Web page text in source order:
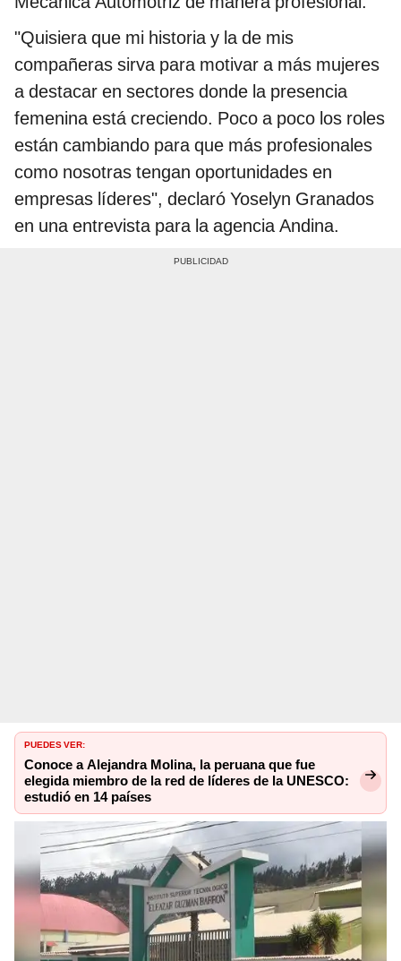
"Quisiera que mi historia y la de mis
compañeras sirva para motivar a más mujeres
a destacar en sectores donde la presencia
femenina está creciendo. Poco a poco los roles
están cambiando para que más profesionales
como nosotras tengan oportunidades en
empresas líderes", declaró Yoselyn Granados
en una entrevista para la agencia Andina.
PUEDES VER:
Conoce a Alejandra Molina, la peruana que fue
elegida miembro de la red de líderes de la UNESCO:
estudió en 14 países